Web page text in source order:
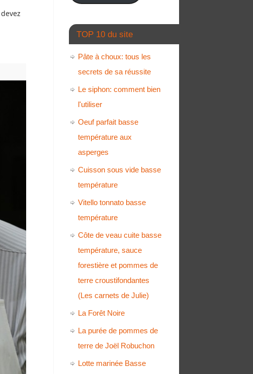
TOP 10 du site
Pâte à choux: tous les
secrets de sa réussite
Le siphon: comment bien
l'utiliser
Oeuf parfait basse
température aux
asperges
Cuisson sous vide basse
température
Vitello tonnato basse
température
Côte de veau cuite basse
température, sauce
forestière et pommes de
terre croustifondantes
(Les carnets de Julie)
La Forêt Noire
La purée de pommes de
terre de Joël Robuchon
Lotte marinée Basse